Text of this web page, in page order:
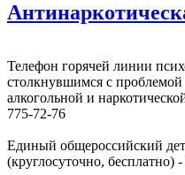
Телефон горячей линии
столкнувшимся с проблемой
алкогольной и
775-72-76
Единый общероссийский
(круглосуточно, бесплатно)